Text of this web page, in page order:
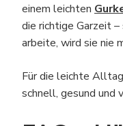
einem leichten
die richtige Garzeit
arbeite, wird sie nie
Für die leichte
schnell, gesund und